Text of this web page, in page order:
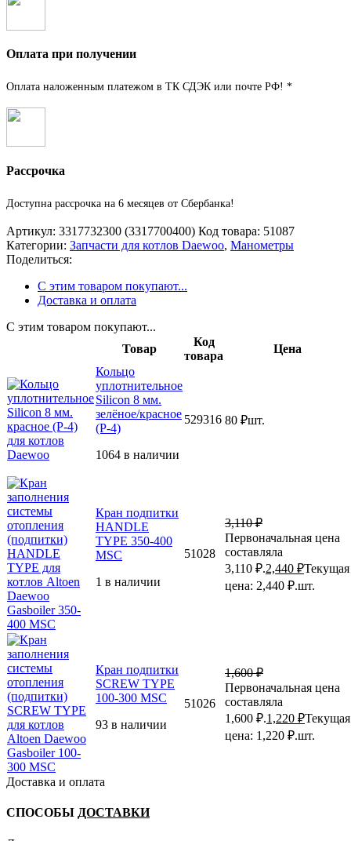
Оплата при получении
Оплата наложенным платежом в ТК СДЭК или почте РФ! *
Рассрочка
Доступна рассрочка на 6 месяцев от Сбербанка!
Артикул: 3317732300 (3317700400) Код товара: 51087
Категории: Запчасти для котлов Daewoo, Манометры
Поделиться:
С этим товаром покупают...
Доставка и оплата
С этим товаром покупают...
Товар
Код
товара
Цена
Кольцо
уплотнительное
Silicon 8 мм.
зелёное/красное
(Р-4)
1064 в наличии
529316 80 ₽шт.
Кран подпитки
HANDLE
TYPE 350-400
MSC
1 в наличии
51028
3,110₽
Первоначальная цена
составляла
3,110 ₽.2,440 ₽Текущая
цена: 2,440 ₽.шт.
Кран подпитки
SCREW TYPE
100-300 MSC
93 в наличии
51026
1,600₽
Первоначальная цена
составляла
1,600 ₽.1,220 ₽Текущая
цена: 1,220 ₽.шт.
Доставка и оплата
СПОСОБЫ ДОСТАВКИ